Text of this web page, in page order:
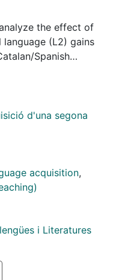
the effect of
(L2) gains
Spanish
in the United
was measured
B, Meara, 2005),
L2 skills
test (FST). The
made significant
week stay abroad.
the learners
younger learners in
in the FST.
observed between
d'una segona
acquisition,
i Literatures